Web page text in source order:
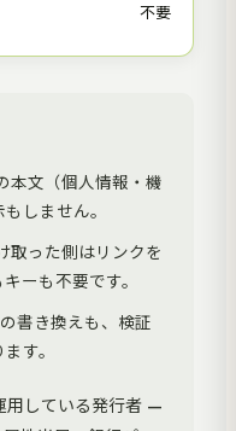
不要
本文（個人情報・機
しません。
取った側はリンクを
ーも不要です。
書き換えも、検証
す。
用している発行者 —